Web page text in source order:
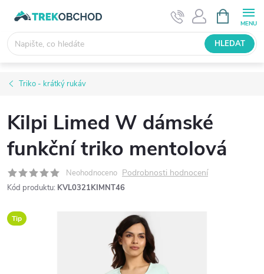
obsah
NÁKUPNÍ
KOŠÍK
HLEDAT
Triko - krátký rukáv
Kilpi Limed W dámské
funkční triko mentolová
Neohodnoceno Podrobnosti hodnocení
Kód produktu: KVL0321KIMNT46
Tip